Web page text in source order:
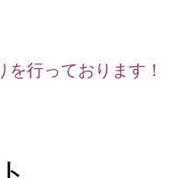
行っております！